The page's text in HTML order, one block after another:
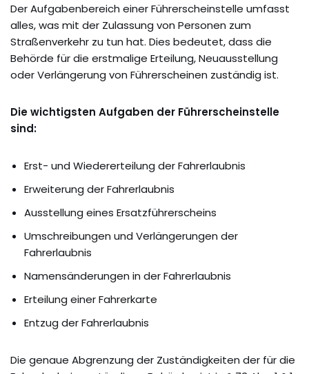
Der Aufgabenbereich einer Führerscheinstelle umfasst
alles, was mit der Zulassung von Personen zum
Straßenverkehr zu tun hat. Dies bedeutet, dass die
Behörde für die erstmalige Erteilung, Neuausstellung
oder Verlängerung von Führerscheinen zuständig ist.
Die wichtigsten Aufgaben der Führerscheinstelle
sind:
Erst- und Wiedererteilung der Fahrerlaubnis
Erweiterung der Fahrerlaubnis
Ausstellung eines Ersatzführerscheins
Umschreibungen und Verlängerungen der
Fahrerlaubnis
Namensänderungen in der Fahrerlaubnis
Erteilung einer Fahrerkarte
Entzug der Fahrerlaubnis
Die genaue Abgrenzung der Zuständigkeiten der für die